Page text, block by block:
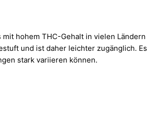
hohem THC-Gehalt in vielen Ländern
und ist daher leichter zugänglich. Es
stark variieren können.